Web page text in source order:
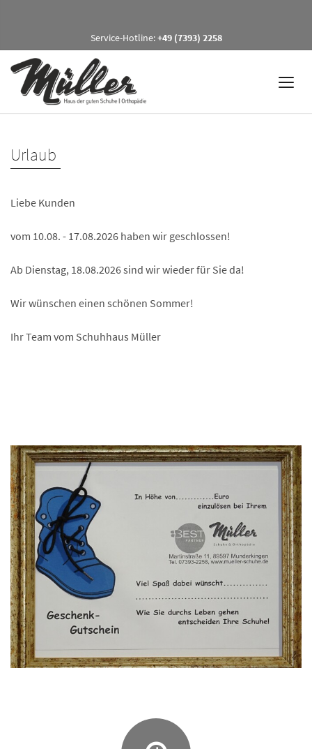
Service-Hotline:+49 (7393) 2258
Urlaub
Liebe Kunden
vom 10.08. - 17.08.2026 haben wir geschlossen!
Ab Dienstag, 18.08.2026 sind wir wieder für Sie da!
Wir wünschen einen schönen Sommer!
Ihr Team vom Schuhhaus Müller